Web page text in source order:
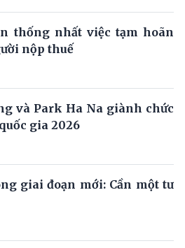
thống nhất việc tạm hoãn
nộp thuế
và Park Ha Na giành chức
gia 2026
giai đoạn mới: Cần một tư